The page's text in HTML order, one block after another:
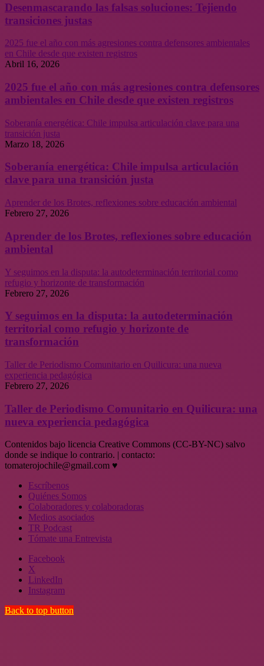
Desenmascarando las falsas soluciones: Tejiendo
transiciones justas
2025 fue el año con más agresiones contra defensores ambientales
en Chile desde que existen registros
Abril 16, 2026
2025 fue el año con más agresiones contra defensores
ambientales en Chile desde que existen registros
Soberanía energética: Chile impulsa articulación clave para una
transición justa
Marzo 18, 2026
Soberanía energética: Chile impulsa articulación
clave para una transición justa
Aprender de los Brotes, reflexiones sobre educación ambiental
Febrero 27, 2026
Aprender de los Brotes, reflexiones sobre educación
ambiental
Y seguimos en la disputa: la autodeterminación territorial como
refugio y horizonte de transformación
Febrero 27, 2026
Y seguimos en la disputa: la autodeterminación
territorial como refugio y horizonte de
transformación
Taller de Periodismo Comunitario en Quilicura: una nueva
experiencia pedagógica
Febrero 27, 2026
Taller de Periodismo Comunitario en Quilicura: una
nueva experiencia pedagógica
Contenidos bajo licencia Creative Commons (CC-BY-NC) salvo
donde se indique lo contrario. | contacto:
tomaterojochile@gmail.com ♥
Escríbenos
Quiénes Somos
Colaboradores y colaboradoras
Medios asociados
TR Podcast
Tómate una Entrevista
Facebook
X
LinkedIn
Instagram
Back to top button